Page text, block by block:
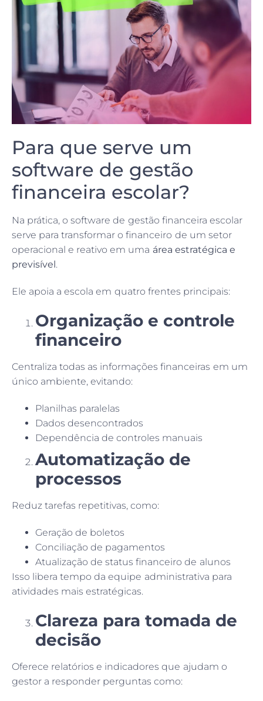
Para que serve um
software de gestão
financeira escolar?
Na prática, o software de gestão financeira escolar
serve para transformar o financeiro de um setor
operacional e reativo em uma área estratégica e
previsível.
Ele apoia a escola em quatro frentes principais:
Organização e controle
financeiro
Centraliza todas as informações financeiras em um
único ambiente, evitando:
Planilhas paralelas
Dados desencontrados
Dependência de controles manuais
Automatização de
processos
Reduz tarefas repetitivas, como:
Geração de boletos
Conciliação de pagamentos
Atualização de status financeiro de alunos
Isso libera tempo da equipe administrativa para
atividades mais estratégicas.
Clareza para tomada de
decisão
Oferece relatórios e indicadores que ajudam o
gestor a responder perguntas como: